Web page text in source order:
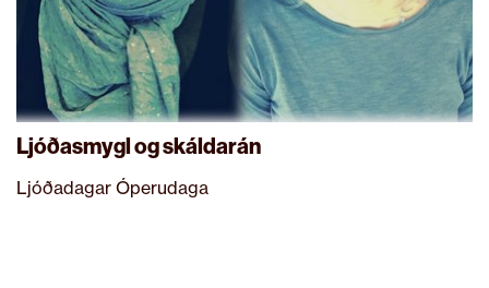
Ljóðasmygl og skáldarán
Ljóðadagar Óperudaga